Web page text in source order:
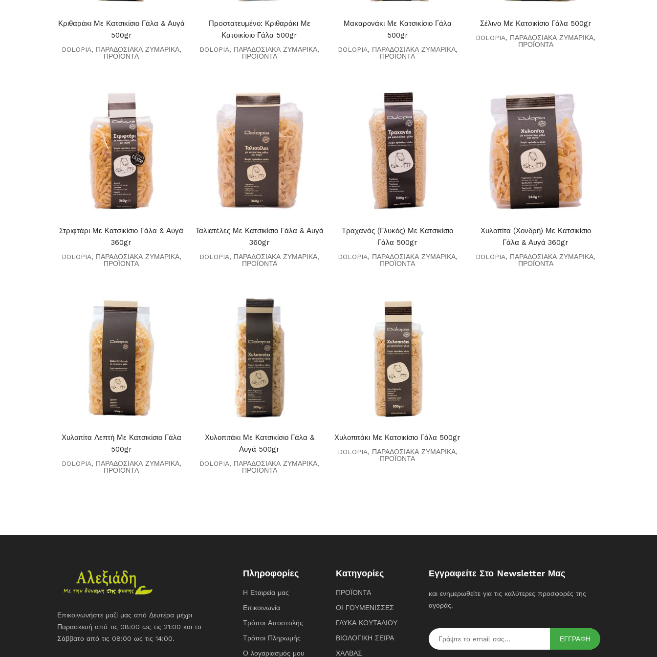
Κριθαράκι Με Κατσικίσιο Γάλα & Αυγά
500gr
DOLOPIA, ΠΑΡΑΔΟΣΙΑΚΑ ΖΥΜΑΡΙΚΑ,
ΠΡΟΪΟΝΤΑ
Πρoστατευμένο: Κριθαράκι Με
Κατσικίσιο Γάλα 500gr
DOLOPIA, ΠΑΡΑΔΟΣΙΑΚΑ ΖΥΜΑΡΙΚΑ,
ΠΡΟΪΟΝΤΑ
Μακαρονάκι Με Κατσικίσιο Γάλα
500gr
DOLOPIA, ΠΑΡΑΔΟΣΙΑΚΑ ΖΥΜΑΡΙΚΑ,
ΠΡΟΪΟΝΤΑ
Σέλινο Με Κατσικίσιο Γάλα 500gr
DOLOPIA, ΠΑΡΑΔΟΣΙΑΚΑ ΖΥΜΑΡΙΚΑ,
ΠΡΟΪΟΝΤΑ
Στριφτάρι Με Κατσικίσιο Γάλα & Αυγά
360gr
DOLOPIA, ΠΑΡΑΔΟΣΙΑΚΑ ΖΥΜΑΡΙΚΑ,
ΠΡΟΪΟΝΤΑ
Ταλιατέλες Με Κατσικίσιο Γάλα & Αυγά
360gr
DOLOPIA, ΠΑΡΑΔΟΣΙΑΚΑ ΖΥΜΑΡΙΚΑ,
ΠΡΟΪΟΝΤΑ
Τραχανάς (γλυκός) Με Κατσικίσιο
Γάλα 500gr
DOLOPIA, ΠΑΡΑΔΟΣΙΑΚΑ ΖΥΜΑΡΙΚΑ,
ΠΡΟΪΟΝΤΑ
Χυλοπίτα (χονδρή) Με Κατσικίσιο
Γάλα & Αυγά 360gr
DOLOPIA, ΠΑΡΑΔΟΣΙΑΚΑ ΖΥΜΑΡΙΚΑ,
ΠΡΟΪΟΝΤΑ
Χυλοπίτα Λεπτή Με Κατσικίσιο Γάλα
500gr
DOLOPIA, ΠΑΡΑΔΟΣΙΑΚΑ ΖΥΜΑΡΙΚΑ,
ΠΡΟΪΟΝΤΑ
Χυλοπιτάκι Με Κατσικίσιο Γάλα &
Αυγά 500gr
DOLOPIA, ΠΑΡΑΔΟΣΙΑΚΑ ΖΥΜΑΡΙΚΑ,
ΠΡΟΪΟΝΤΑ
Χυλοπιτάκι Με Κατσικίσιο Γάλα 500gr
DOLOPIA, ΠΑΡΑΔΟΣΙΑΚΑ ΖΥΜΑΡΙΚΑ,
ΠΡΟΪΟΝΤΑ
Επικοινωνήστε μαζί μας από Δευτέρα μέχρι
Παρασκευή από τις 08:00 ως τις 21:00 και το
Σάββατο από τις 08:00 ως τις 14:00.
Πληροφορίες
Η Εταιρεία μας
Επικοινωνία
Τρόποι Αποστολής
Τρόποι Πληρωμής
Ο λογαριασμός μου
Κατηγορίες
ΠΡΟΪΟΝΤΑ
ΟΙ ΓΟΥΜΕΝΙΣΣΕΣ
ΓΛΥΚΑ ΚΟΥΤΑΛΙΟΥ
ΒΙΟΛΟΓΙΚΗ ΣΕΙΡΑ
ΧΑΛΒΑΣ
Εγγραφείτε Στο Newsletter Μας
και ενημερωθείτε για τις καλύτερες προσφορές της
αγοράς.
ΕΓΓΡΑΦΗ